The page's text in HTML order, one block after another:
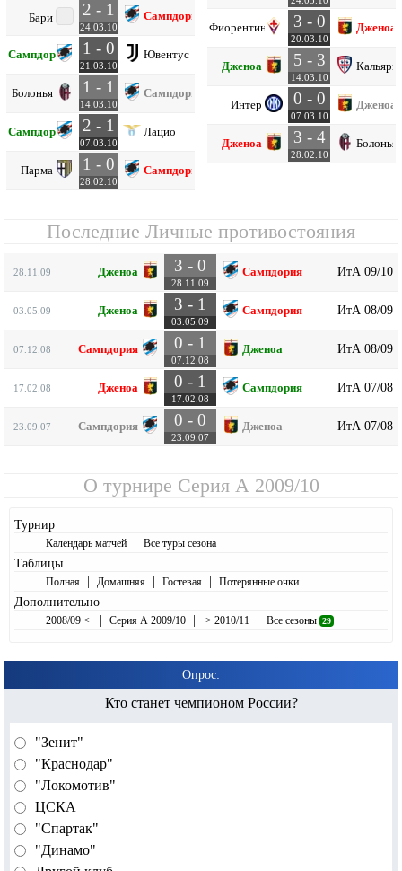
Бари 2 - 1
24.03.10
Сампдория
Сампдория 1 - 0
21.03.10
Ювентус
Болонья 1 - 1
14.03.10
Сампдория
Сампдория 2 - 1
07.03.10
Лацио
Парма 1 - 0
28.02.10
Сампдория
Фиорентина 3 - 0
20.03.10
Дженоа
Дженоа 5 - 3
14.03.10
Кальяри
Интер 0 - 0
07.03.10
Дженоа
Дженоа 3 - 4
28.02.10
Болонья
Последние Личные противостояния
28.11.09 Дженоа 3 - 0
28.11.09
Сампдория ИтА 09/10
03.05.09 Дженоа 3 - 1
03.05.09
Сампдория ИтА 08/09
07.12.08 Сампдория 0 - 1
07.12.08
Дженоа ИтА 08/09
17.02.08 Дженоа 0 - 1
17.02.08
Сампдория ИтА 07/08
23.09.07 Сампдория 0 - 0
23.09.07
Дженоа ИтА 07/08
О турнире Серия А 2009/10
Турнир
Календарь матчей | Все туры сезона
Таблицы
Полная | Домашняя | Гостевая | Потерянные очки
Дополнительно
2008/09 < | Серия А 2009/10 | > 2010/11 | Все сезоны 29
Опрос:
Кто станет чемпионом России?
"Зенит"
"Краснодар"
"Локомотив"
ЦСКА
"Спартак"
"Динамо"